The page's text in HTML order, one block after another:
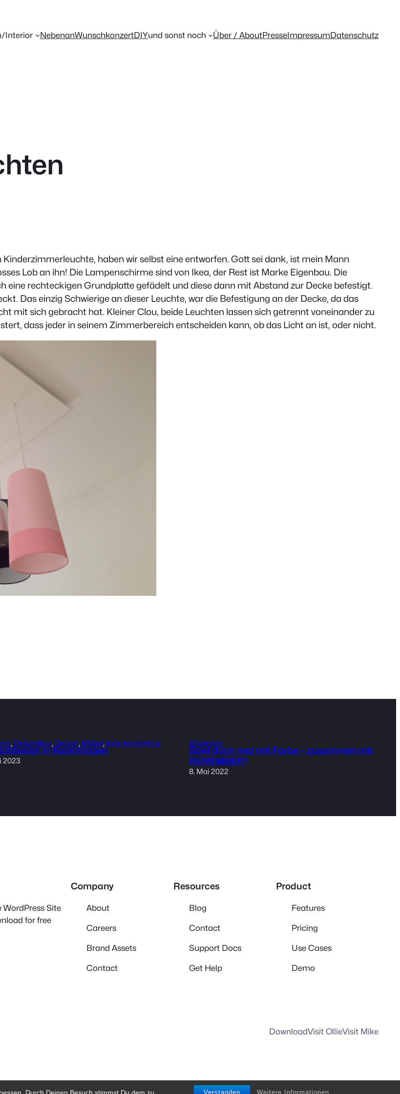
Verstanden Weitere Informationen
Interior NebenanWunschkonzertDIYund sonst noch Über / AboutPresseImpressumDatenschutz
haben wir selbst eine entworfen. Gott sei dank, ist mein Mann
Lob an ihn! Die Lampenschirme sind von Ikea, der Rest ist Marke Eigenbau. Die
eine rechteckigen Grundplatte gefädelt und diese dann mit Abstand zur Decke befestigt.
Das einzig Schwierige an dieser Leuchte, war die Befestigung an der Decke, da das
mit sich gebracht hat. Kleiner Clou, beide Leuchten lassen sich getrennt voneinander zu
dass jeder in seinem Zimmerbereich entscheiden kann, ob das Licht an ist, oder nicht.
, Dekoration, Design, Möbel, tolle Architektur
in Kopenhagen
2023
Allgemein
Spiel doch mal mit Farbe – zusammen mit
REMEMBER®
8. Mai 2022
Site
for free
Company
About
Careers
Brand Assets
Contact
Resources
Blog
Contact
Support Docs
Get Help
Product
Features
Pricing
Use Cases
Demo
DownloadVisit OllieVisit Mike